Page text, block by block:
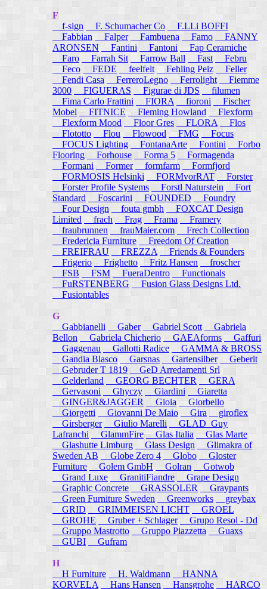
F
f-sign
F. Schumacher Co
F.LLi BOFFI
Fabbian
Falper Fambuena Famo
FANNY
ARONSEN
Fantini Fantoni
Fap Ceramiche
Faro
Farrah Sit Farrow Ball Fast
Febru
Feco
FEDE feelfelt Fehling Peiz
Feller
Fendi Casa
FerreroLegno Ferrolight
Fiemme
3000
FIGUERAS Figurae di JDS
filumen
Fima Carlo Frattini
FIORA fioroni
Fischer
Mobel
FITNICE Fleming Howland
Flexform
Flexform Mood
Floor Gres FLORA
Flos
Flototto
Flou Flowood FMG
Focus
FOCUS Lighting
FontanaArte Fontini
Forbo
Flooring
Forhouse Forma 5
Formagenda
Formani
Former formfarm
Formfjord
FORMOSIS Helsinki
FORMvorRAT
Forster
Forster Profile Systems
Forstl Naturstein
Fort
Standard
Foscarini FOUNDED
Foundry
Four Design
fouta gmbh
FOXCAT Design
Limited
frach Frag Frama
Framery
fraubrunnen
frauMaier.com
Frech Collection
Fredericia Furniture
Freedom Of Creation
FREIFRAU
FREZZA
Friends & Founders
Frigerio
Frighetto Fritz Hansen
froscher
FSB
FSM FueraDentro
Functionals
FuRSTENBERG
Fusion Glass Designs Ltd.
Fusiontables
G
Gabbianelli
Gaber Gabriel Scott
Gabriela
Bellon
Gabriela Chicherio GAEAforms
Gaffuri
Gaggenau
Gallotti Radice
GAMMA & BROSS
Gandia Blasco
Garsnas Gartensilber
Geberit
Gebruder T 1819
GeD Arredamenti Srl
Gelderland
GEORG BECHTER
GERA
Gervasoni
Ghyczy Giardini
Giaretta
GINGER&JAGGER
Gioia
Giorbello
Giorgetti
Giovanni De Maio Gira
giroflex
Girsberger
Giulio Marelli
GLAD_Guy
Lafranchi
GlammFire Glas Italia
Glas Marte
Glashutte Limburg
Glass Design
Glimakra of
Sweden AB
Globe Zero 4 Globo
Gloster
Furniture
Golem GmbH Golran
Gotwob
Grand Luxe
GranitiFiandre
Grape Design
Graphic Concrete
GRASSOLER
Graypants
Green Furniture Sweden
Greenworks
greybax
GRID
GRIMMEISEN LICHT
GROEL
GROHE
Gruber + Schlager
Grupo Resol - Dd
Gruppo Mastrotto
Gruppo Piazzetta
Guaxs
GUBI
Gufram
H
H Furniture
H. Waldmann
HANNA
KORVELA
Hans Hansen Hansgrohe HARCO